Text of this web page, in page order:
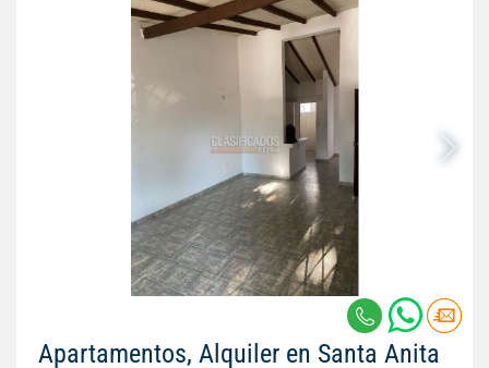
Apartamentos, Alquiler en Santa Anita